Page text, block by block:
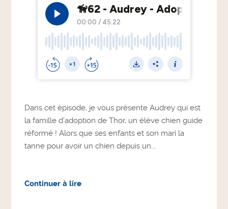
Dans cet épisode, je vous présente Audrey qui est
la famille d’adoption de Thor, un élève chien guide
réformé ! Alors que ses enfants et son mari la
tanne pour avoir un chien depuis un...
Continuer à lire